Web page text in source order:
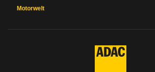
Motorwelt